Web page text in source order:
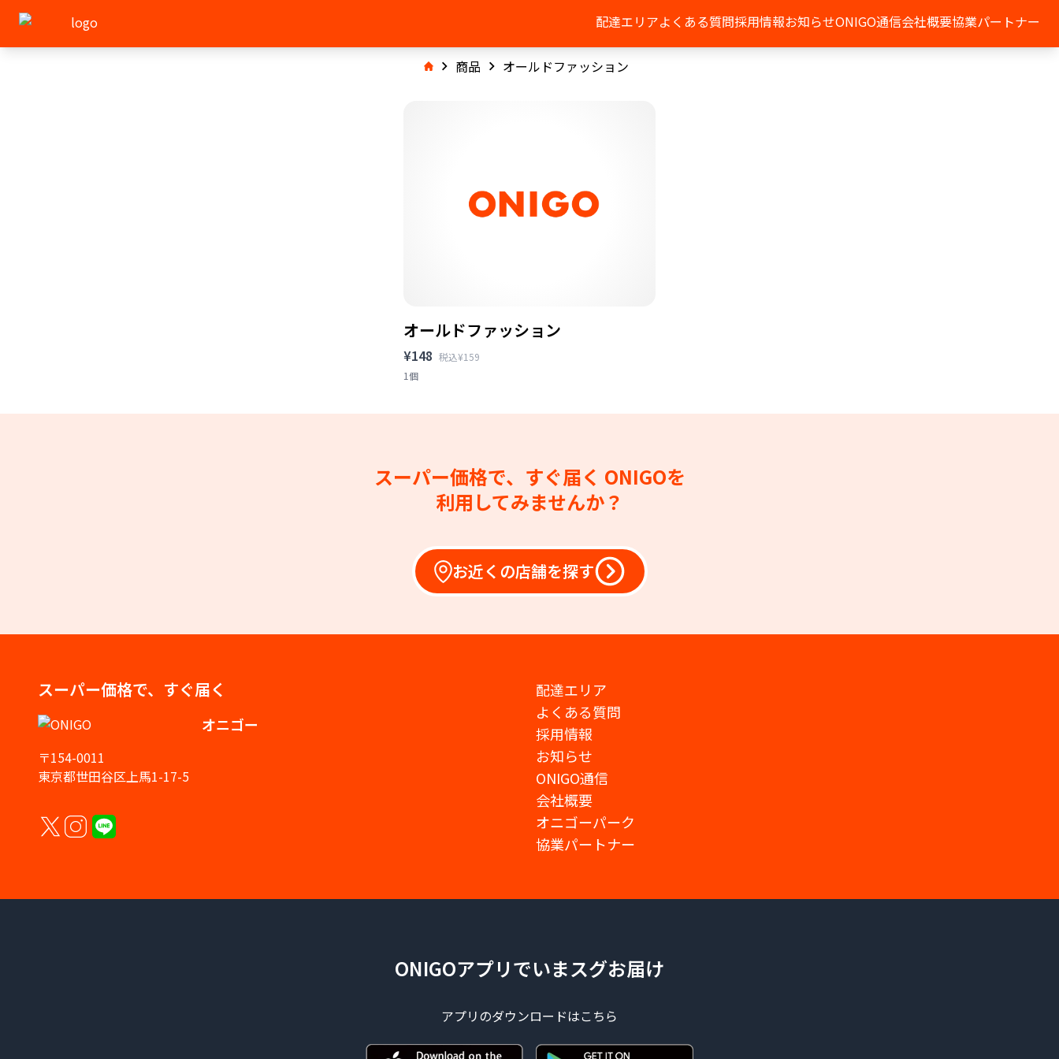
配達エリアよくある質問採用情報お知らせONIGO通信会社概要協業パートナー
商品 オールドファッション
オールドファッション
¥148 税込¥159
1個
スーパー価格で、すぐ届く ONIGOを
利用してみませんか？
お近くの店舗を探す
スーパー価格で、すぐ届く
オニゴー
〒154-0011
東京都世田谷区上馬1-17-5
配達エリア
よくある質問
採用情報
お知らせ
ONIGO通信
会社概要
オニゴーパーク
協業パートナー
ONIGOアプリでいまスグお届け
アプリのダウンロードはこちら